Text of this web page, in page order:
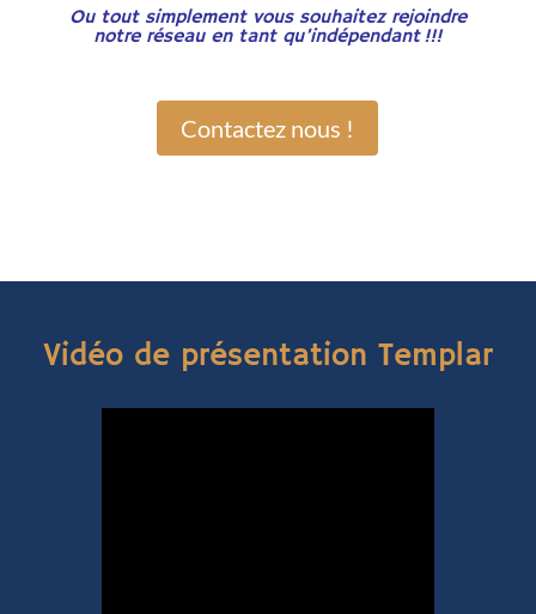
Ou tout simplement vous souhaitez rejoindre
notre réseau en tant qu’indépendant !!!
Contactez nous !
Vidéo de présentation Templar